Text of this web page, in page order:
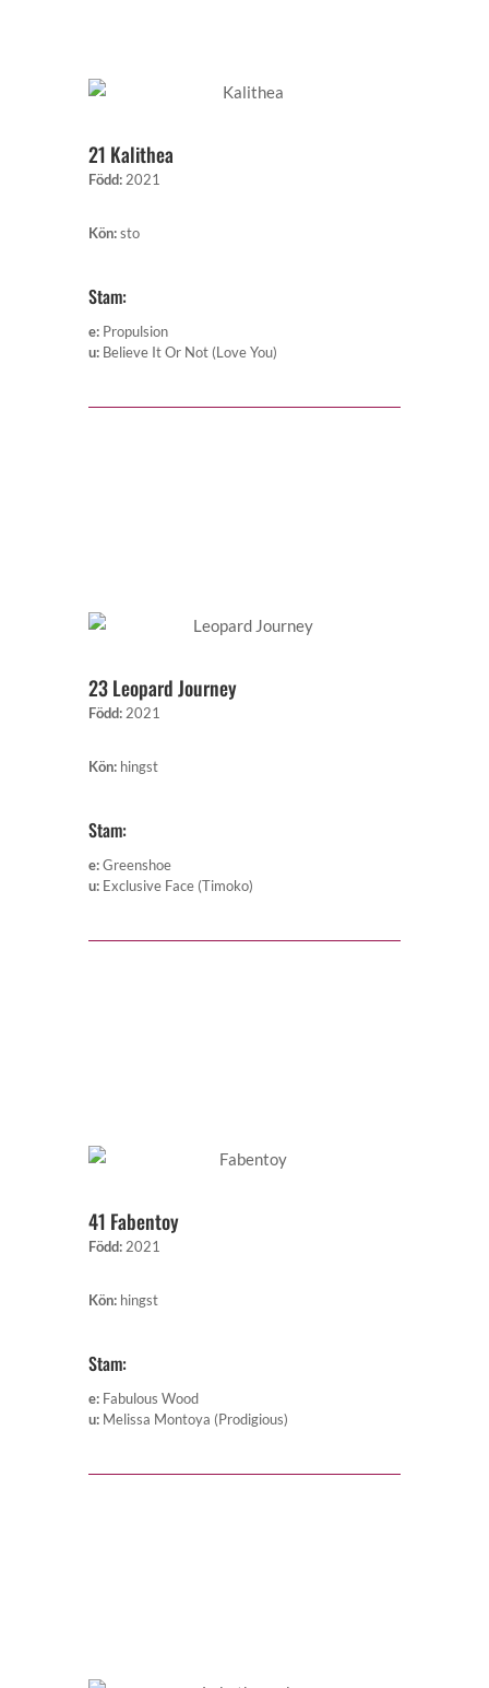
21 Kalithea
Född: 2021
Kön:sto
Stam:
e: Propulsion
u: Believe It Or Not (Love You)
23 Leopard Journey
Född: 2021
Kön: hingst
Stam:
e:Greenshoe
u: Exclusive Face (Timoko)
41 Fabentoy
Född: 2021
Kön: hingst
Stam:
e: Fabulous Wood
u: Melissa Montoya (Prodigious)